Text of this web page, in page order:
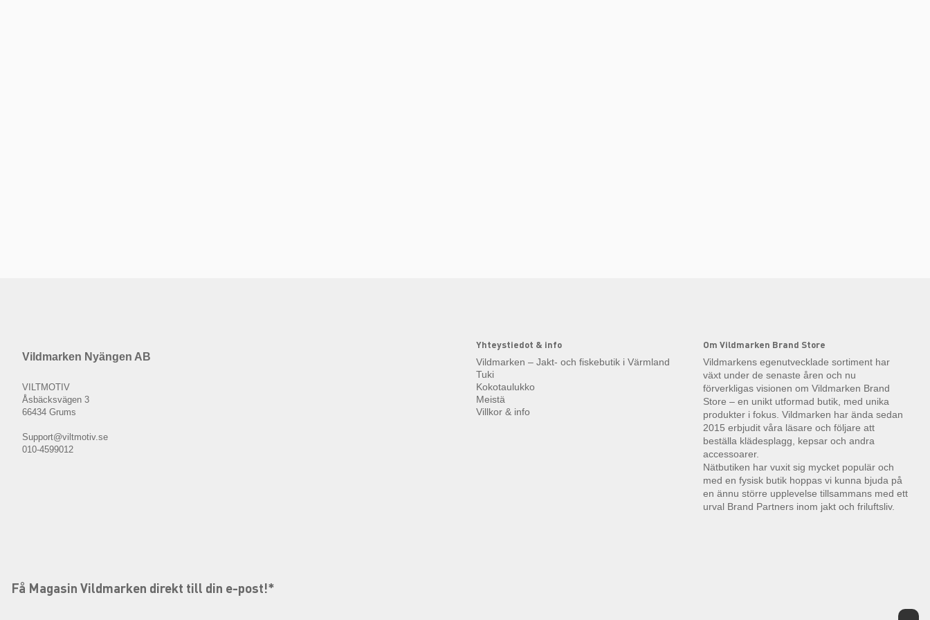
Vildmarken Nyängen AB
VILTMOTIV
Åsbäcksvägen 3
66434 Grums
Support@viltmotiv.se
010-4599012
Yhteystiedot & info
Vildmarken – Jakt- och fiskebutik i Värmland
Tuki
Kokotaulukko
Meistä
Villkor & info
Om Vildmarken Brand Store
Vildmarkens egenutvecklade sortiment har
växt under de senaste åren och nu
förverkligas visionen om Vildmarken Brand
Store – en unikt utformad butik, med unika
produkter i fokus. Vildmarken har ända sedan
2015 erbjudit våra läsare och följare att
beställa klädesplagg, kepsar och andra
accessoarer.
Nätbutiken har vuxit sig mycket populär och
med en fysisk butik hoppas vi kunna bjuda på
en ännu större upplevelse tillsammans med ett
urval Brand Partners inom jakt och friluftsliv.
Få Magasin Vildmarken direkt till din e-post!*